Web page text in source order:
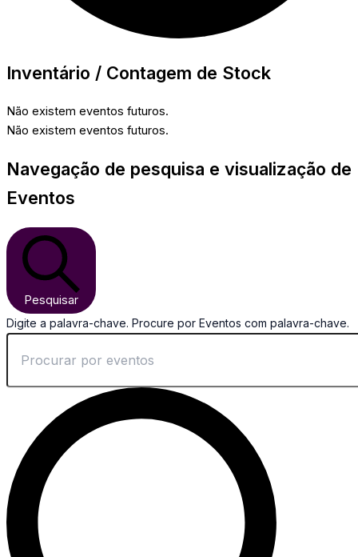
Inventário / Contagem de Stock
Não existem eventos futuros.
Não existem eventos futuros.
Navegação de pesquisa e visualização de
Eventos
Pesquisar
Digite a palavra-chave. Procure por Eventos com palavra-chave.